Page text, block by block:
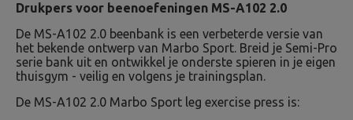
Drukpers voor beenoefeningen MS-A102 2.0
De MS-A102 2.0 beenbank is een verbeterde versie van
het bekende ontwerp van Marbo Sport. Breid je Semi-Pro
serie bank uit en ontwikkel je onderste spieren in je eigen
thuisgym - veilig en volgens je trainingsplan.
De MS-A102 2.0 Marbo Sport leg exercise press is: